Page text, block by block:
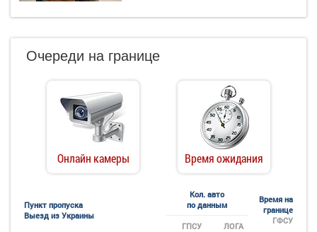
Очереди на границе
Онлайн камеры Время ожидания
Пункт пропуска
Выезд из Украины
Кол. авто
по данным
Время на
границе
ГФСУ
ГПСУ ЛОГА